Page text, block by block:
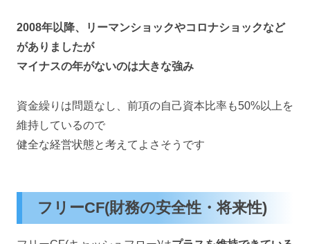
2008年以降、リーマンショックやコロナショックなど
がありましたが
マイナスの年がないのは大きな強み
資金繰りは問題なし、前項の自己資本比率も50%以上を
維持しているので
健全な経営状態と考えてよさそうです
フリーCF(財務の安全性・将来性)